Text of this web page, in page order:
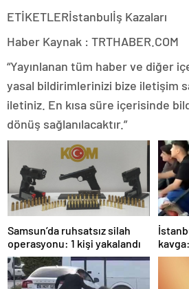
ETİKETLERİstanbulİş Kazaları
Haber Kaynak : TRTHABER.COM
“Yayınlanan tüm haber ve diğer
yasal bildirimlerinizi bize iletişim
iletiniz. En kısa süre içerisinde
dönüş sağlanılacaktır.”
Samsun’da ruhsatsız silah
operasyonu: 1 kişi yakalandı